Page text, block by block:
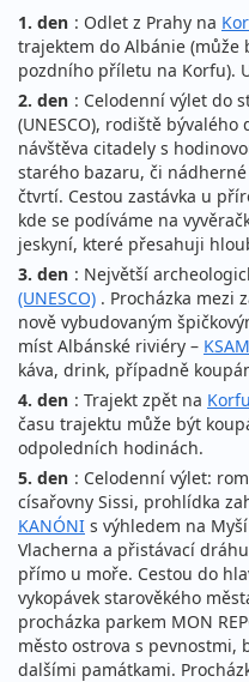
1. den : Odlet z Prahy na
trajektem do Albánie
pozdního příletu na Korfu).
2. den : Celodenní výlet do
(UNESCO), rodiště
návštěva citadely s
starého bazaru, či
čtvrtí. Cestou zastávka u
kde se podíváme na
jeskyní, které přesahuji
3. den : Největší
(UNESCO) . Procházka mezi
nově vybudovaným
míst Albánské riviéry –
káva, drink, případně
4. den : Trajekt zpět na Korfu
času trajektu může být
odpoledních hodinách.
5. den : Celodenní výlet:
císařovny Sissi, prohlídka
KANÓNI s výhledem na
Vlacherna a přistávací
přímo u moře. Cestou do
vykopávek starověkého
procházka parkem MON
město ostrova s pevnostmi,
dalšími památkami.